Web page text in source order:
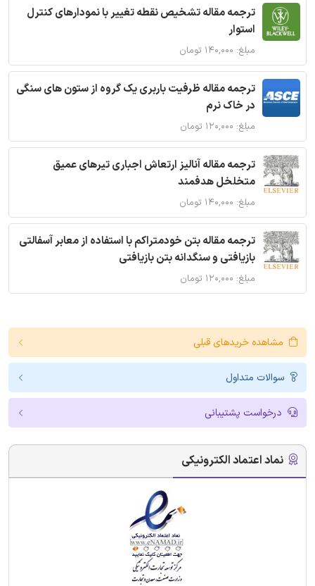
ترجمه مقاله تشخیص نقطه تغییر با نمودارهای کنترل
استوار
مبلغ: ۱۴۰,۰۰۰ تومان
ترجمه مقاله ظرفیت باربری یک گروه از ستون های سنگی
در خاک نرم
مبلغ: ۱۲۰,۰۰۰ تومان
ترجمه مقاله آنالیز ارتعاش اجباری تیرهای عمیق
متخلخل هدفمند
مبلغ: ۱۴۰,۰۰۰ تومان
ترجمه مقاله بتن خودمتراکم با استفاده از معابر آسفالتی
بازیافتی و سنگدانه بتن بازیافتی
مبلغ: ۱۲۰,۰۰۰ تومان
مشاهده خریدهای قبلی
سوالات متداول
درخواست پشتیبانی
نماد اعتماد الکترونیکی